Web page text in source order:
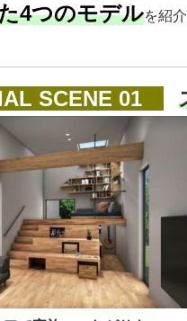
4つのモデルを紹
SCENE 01